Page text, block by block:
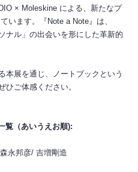
× Moleskine による、新たなプ
います。『Note a Note』は、
ナル」の出会いを形にした革新的
本展を通じ、ノートブックという
ひご体感ください。
覧（あいうえお順):
永邦彦/ 吉増剛造